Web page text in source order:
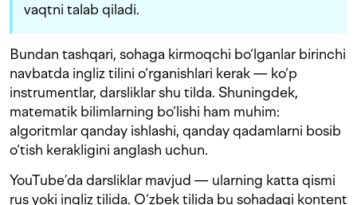
vaqtni talab qiladi.
Bundan tashqari, sohaga kirmoqchi bo‘lganlar birinchi
navbatda ingliz tilini o‘rganishlari kerak — ko‘p
instrumentlar, darsliklar shu tilda. Shuningdek,
matematik bilimlarning bo‘lishi ham muhim:
algoritmlar qanday ishlashi, qanday qadamlarni bosib
o‘tish kerakligini anglash uchun.
YouTube’da darsliklar mavjud — ularning katta qismi
rus yoki ingliz tilida. O‘zbek tilida bu sohadagi kontent